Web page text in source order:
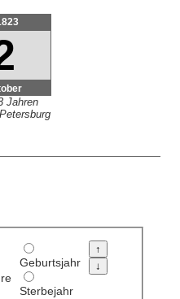
Jahren
Geburtsjahr
Sterbejahr